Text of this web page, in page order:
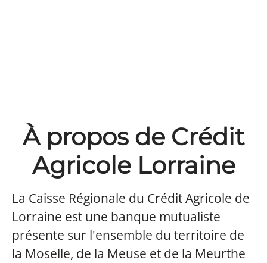
À propos de Crédit
Agricole Lorraine
La Caisse Régionale du Crédit Agricole de
Lorraine est une banque mutualiste
présente sur l'ensemble du territoire de
la Moselle, de la Meuse et de la Meurthe